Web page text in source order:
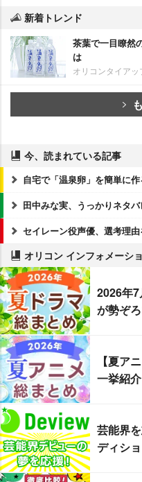
新着トレンド
茶葉で一目瞭然
は
オリコンタイアッ
今、読まれている記事
自宅で「温泉卵」を簡単に
田中みな実、うっかりネタバ
セイレーン役声優、選考理由
オリコン インフォメーシ
2026年
が勢ぞろ
【夏ア
一挙紹介
芸能界
ディシ